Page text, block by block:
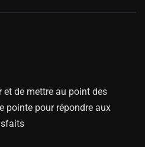
et de mettre au point des
pointe pour répondre aux